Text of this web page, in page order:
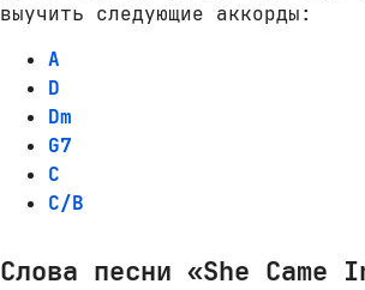
выучить следующие аккорды:
A
D
Dm
G7
C
C/B
Слова песни «She Came